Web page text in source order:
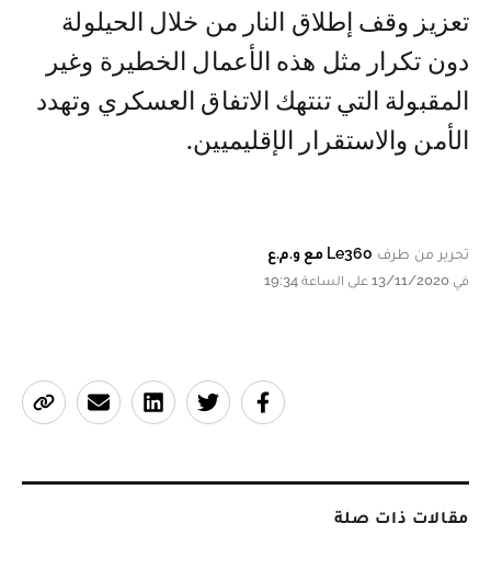
تعزيز وقف إطلاق النار من خلال الحيلولة
دون تكرار مثل هذه الأعمال الخطيرة وغير
المقبولة التي تنتهك الاتفاق العسكري وتهدد
الأمن والاستقرار الإقليميين.
تحرير من طرف Le360 مع و.م.ع
في 13/11/2020 على الساعة 19:34
مقالات ذات صلة